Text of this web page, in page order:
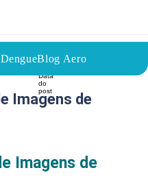
Blog Aero
23/07/2023
do blog
Imagens de
Imagens de